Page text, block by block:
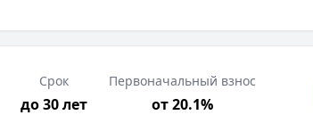
Срок
до 30 лет
Первоначальный взнос
от 20.1%